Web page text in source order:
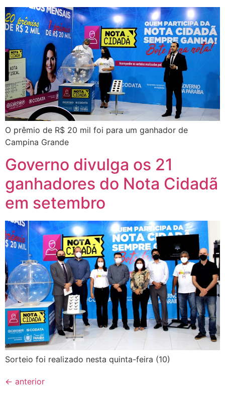
O prêmio de R$ 20 mil foi para um ganhador de
Campina Grande
Governo divulga os 21
ganhadores do Nota Cidadã
em setembro
Sorteio foi realizado nesta quinta-feira (10)
← anterior